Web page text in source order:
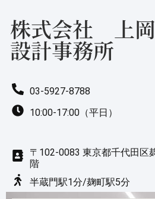
8
9
9
株式会社 上
設計事務所
03-5927-8788
10:00-17:00（平日）
〒102-0083 東京都千代田区
階
半蔵門駅1分/麹町駅5分